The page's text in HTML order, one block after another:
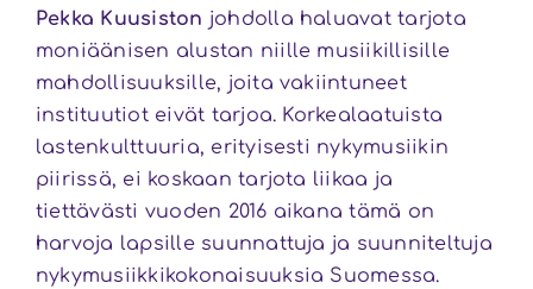
Pekka Kuusiston johdolla haluavat tarjota
moniäänisen alustan niille musiikillisille
mahdollisuuksille, joita vakiintuneet
instituutiot eivät tarjoa. Korkealaatuista
lastenkulttuuria, erityisesti nykymusiikin
piirissä, ei koskaan tarjota liikaa ja
tiettävästi vuoden 2016 aikana tämä on
harvoja lapsille suunnattuja ja suunniteltuja
nykymusiikkikokonaisuuksia Suomessa.